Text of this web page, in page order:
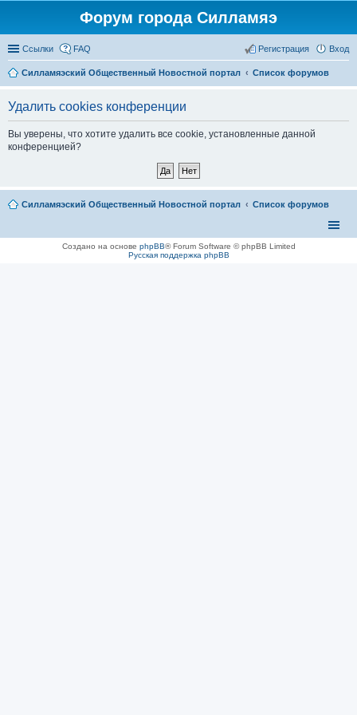
Форум города Силламяэ
Ссылки FAQ Вход
Регистрация
Силламяэский Общественный Новостной портал Список форумов
Удалить cookies конференции
Вы уверены, что хотите удалить все cookie, установленные данной
конференцией?
Силламяэский Общественный Новостной портал Список форумов
Создано на основе phpBB® Forum Software © phpBB Limited
Русская поддержка phpBB